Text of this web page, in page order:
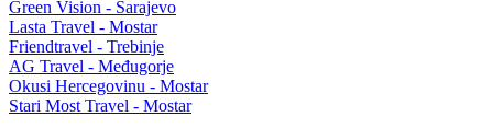
Green Vision - Sarajevo
Lasta Travel - Mostar
Friendtravel - Trebinje
AG Travel - Međugorje
Okusi Hercegovinu - Mostar
Stari Most Travel - Mostar